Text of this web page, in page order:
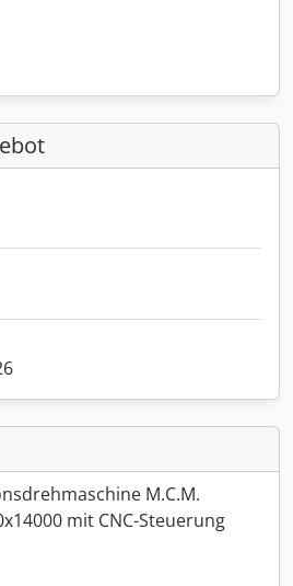
M.C.M.
mit CNC-Steuerung